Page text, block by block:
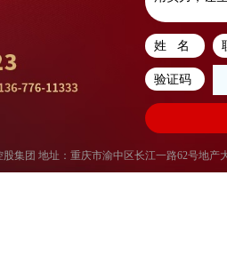
集团 地址：重庆市渝中区长江一路62号地产